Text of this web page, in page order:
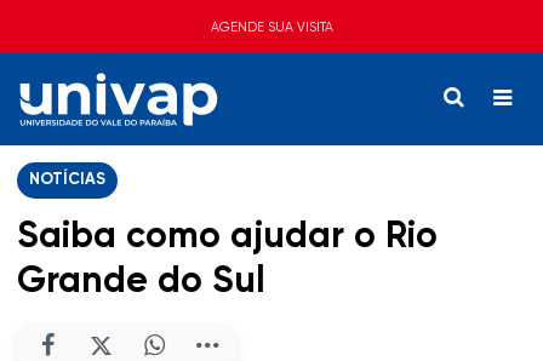
AGENDE SUA VISITA
NOTÍCIAS
Saiba como ajudar o Rio
Grande do Sul